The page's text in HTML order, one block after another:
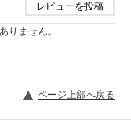
レビューを投稿
りません。
ページ上部へ戻る